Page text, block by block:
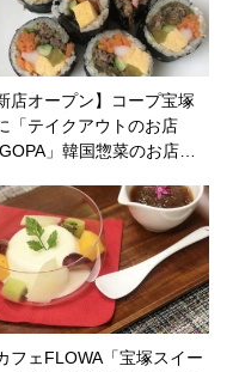
店オープン】コープ宝塚
「テイクアウトのお店
」韓国惣菜のお店…
フェFLOWA「宝塚スイー